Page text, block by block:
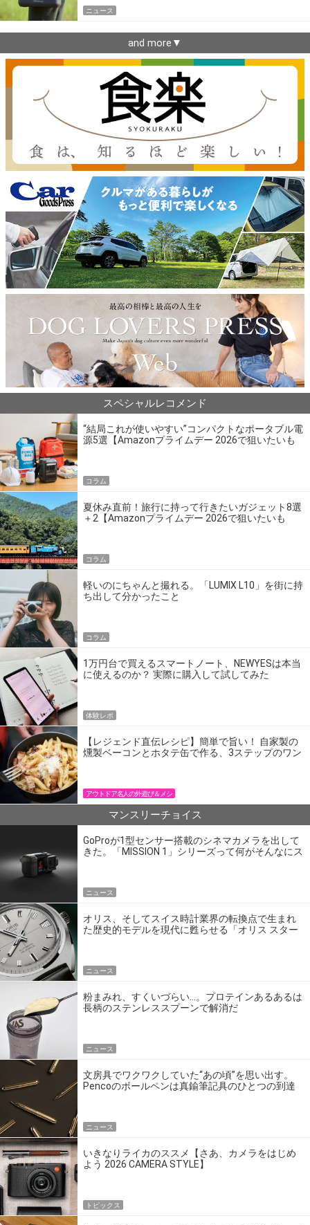
ニュース
and more▼
スペシャルレコメンド
“結局これが使いやすい”コンパクトなポータブル電
源5選【Amazonプライムデー 2026で狙いたいも
コラム
夏休み直前！旅行に持って行きたいガジェット8選
＋2【Amazonプライムデー 2026で狙いたいも
コラム
軽いのにちゃんと撮れる。「LUMIX L10」を街に持
ち出して分かったこと
コラム
1万円台で買えるスマートノート、NEWYESは本当
に使えるのか？ 実際に購入して試してみた
体験レポ
【レジェンド直伝レシピ】簡単で旨い！ 自家製の
燻製ベーコンとホタテ缶で作る、3ステップのワン
アウトドア名人の外遊び＆メシ
マンスリーチョイス
GoProが1型センサー搭載のシネマカメラを出して
きた。「MISSION 1」シリーズって何がそんなにス
ニュース
オリス、そしてスイス時計業界の転換点で生まれ
た歴史的モデルを現代に甦らせる「オリス スター
ニュース
粉まみれ、すくいづらい…。プロテインあるあるは
長柄のステンレススプーンで解消だ
ニュース
文房具でワクワクしていた“あの頃”を思い出す。
Pencoのボールペンは真鍮筆記具のひとつの到達
ニュース
いきなりライカのススメ【さあ、カメラをはじめ
よう 2026 CAMERA STYLE】
トピックス